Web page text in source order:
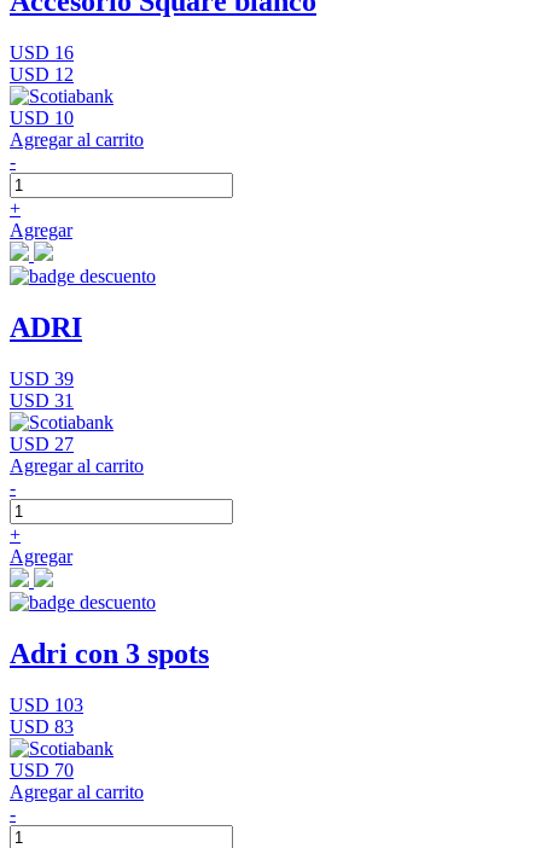
USD 16
USD 12
USD 10
Agregar al carrito
-
+
Agregar
ADRI
USD 39
USD 31
USD 27
Agregar al carrito
-
+
Agregar
Adri con 3 spots
USD 103
USD 83
USD 70
Agregar al carrito
-